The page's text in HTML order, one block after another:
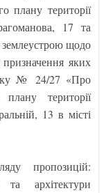
плану території
17 та
землеустрою щодо
призначення яких
№ 24/27 «Про
території
13 в місті
пропозицій:
та архітектури